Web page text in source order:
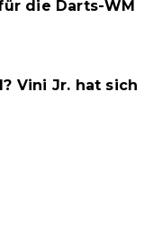
die Darts-WM
Vini Jr. hat sich